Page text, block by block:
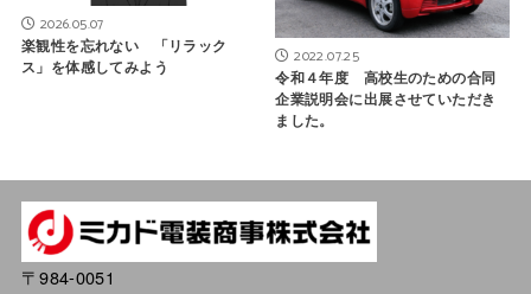
2026.05.07
楽観性を忘れない 「リラック
ス」を体感してみよう
2022.07.25
令和４年度 高校生のための合同
企業説明会に出展させていただき
ました。
〒984-0051